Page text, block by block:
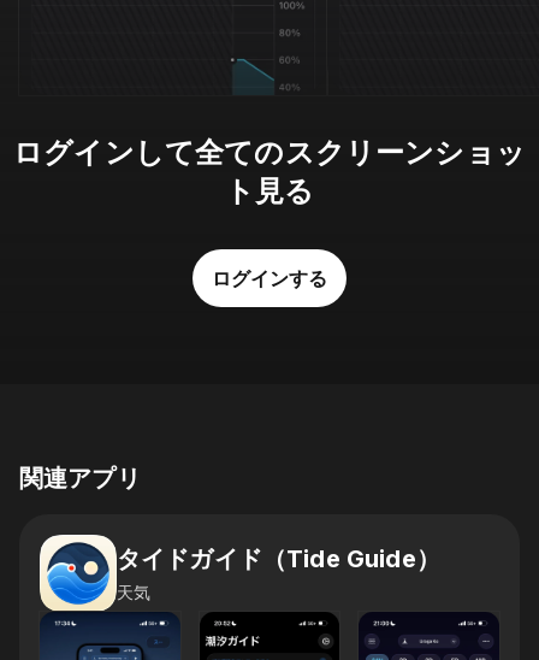
ログインして全てのスクリーンショッ
ト見る
ログインする
関連アプリ
タイドガイド（Tide Guide）
天気